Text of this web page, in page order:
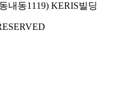
내동1119) KERIS빌딩